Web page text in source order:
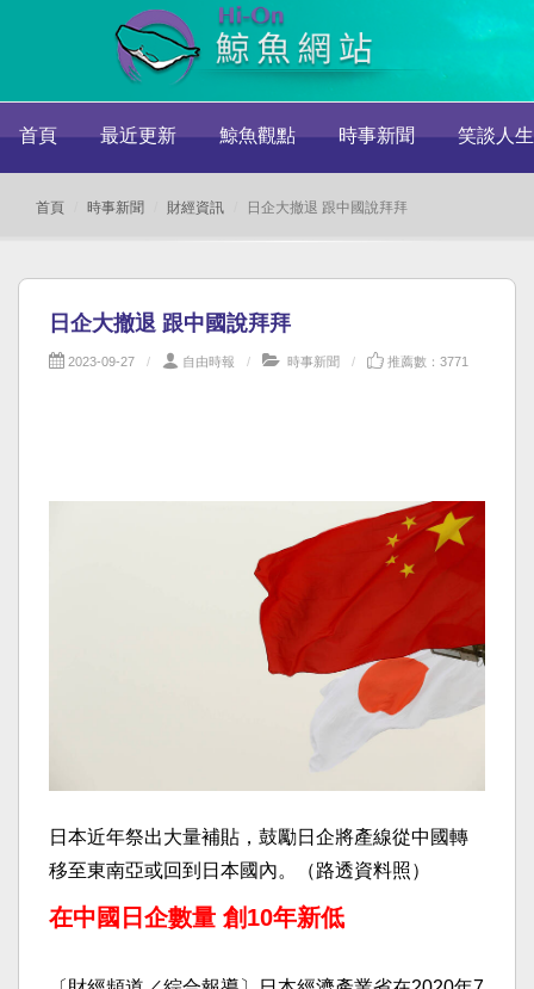
首頁 最近更新 鯨魚觀點 時事新聞 笑談人生
首頁 時事新聞 財經資訊 日企大撤退 跟中國說拜拜
日企大撤退 跟中國說拜拜
2023-09-27 自由時報 時事新聞 推薦數：3771
日本近年祭出大量補貼，鼓勵日企將產線從中國轉
移至東南亞或回到日本國內。（路透資料照）
在中國日企數量 創10年新低